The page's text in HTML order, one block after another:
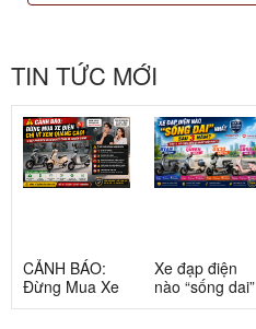
TIN TỨC MỚI
CẢNH BÁO:
Đừng Mua Xe
Điện Chỉ Vì
Xe đạp điện
nào “sống dai”
nhất sau 5